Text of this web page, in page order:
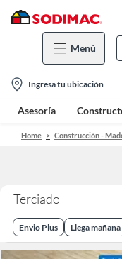
Menú
location-
icon
Ingresa tu ubicación
Asesoría
Home Construcción -
Terciado
Envio Plus Llega mañana